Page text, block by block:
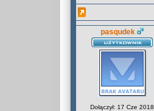
pasqudek
Dołączył: 17 Cze 2018